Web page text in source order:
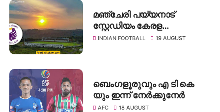
മഞ്ചേരി പയ്യനാട്
സ്റ്റേഡിയം കേരള
യുണൈറ്റഡ് എഫ്സിയുടെ
INDIAN FOOTBALL 19 AUGUST
ബെംഗളൂരുവും എ ടി കെ
യും ഇന്ന് നേർക്കുനേർ
AFC 18 AUGUST